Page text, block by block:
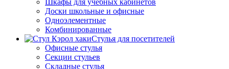
Шкафы для учебных кабинетов
Доски школьные и офисные
Одноэлементные
Комбинированные
Стулья для посетителей
Офисные стулья
Секции стульев
Складные стулья